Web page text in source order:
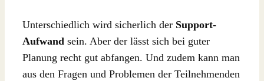
Unterschiedlich wird sicherlich der Support-
Aufwand sein. Aber der lässt sich bei guter
Planung recht gut abfangen. Und zudem kann man
aus den Fragen und Problemen der Teilnehmenden